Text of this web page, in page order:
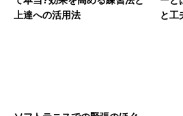
上達への活用法
と工